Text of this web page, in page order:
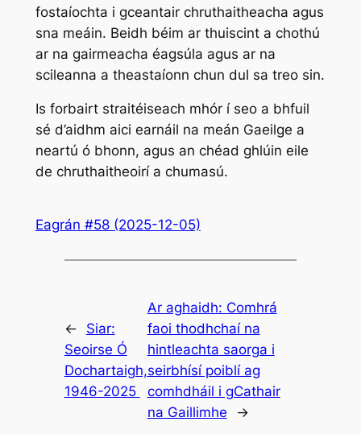
fostaíochta i gceantair chruthaitheacha agus
sna meáin. Beidh béim ar thuiscint a chothú
ar na gairmeacha éagsúla agus ar na
scileanna a theastaíonn chun dul sa treo sin.
Is forbairt straitéiseach mhór í seo a bhfuil
sé d’aidhm aici earnáil na meán Gaeilge a
neartú ó bhonn, agus an chéad ghlúin eile
de chruthaitheoirí a chumasú.
Eagrán #58 (2025-12-05)
←
Siar:
Seoirse Ó
Dochartaigh,
1946-2025
Ar aghaidh: Comhrá
faoi thodhchaí na
hintleachta saorga i
seirbhísí poiblí ag
comhdháil i gCathair
na Gaillimhe
→